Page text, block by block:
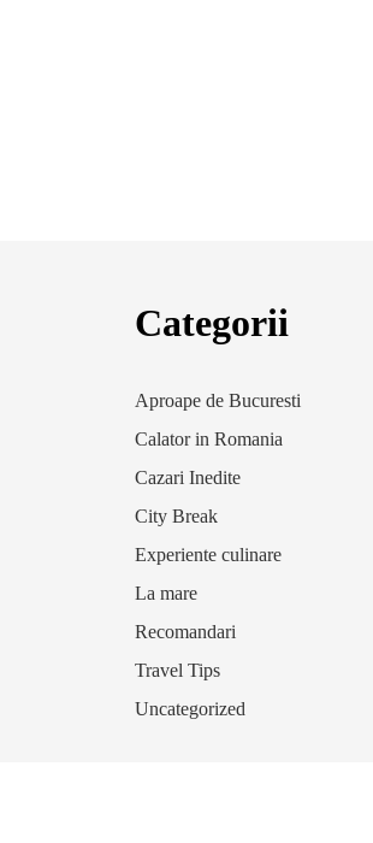
Categorii
Aproape de Bucuresti
Calator in Romania
Cazari Inedite
City Break
Experiente culinare
La mare
Recomandari
Travel Tips
Uncategorized